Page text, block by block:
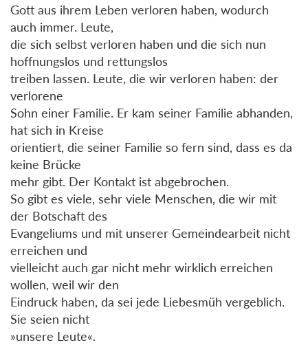
Gott aus ihrem Leben verloren haben, wodurch
auch immer. Leute,
die sich selbst verloren haben und die sich nun
hoffnungslos und rettungslos
treiben lassen. Leute, die wir verloren haben: der
verlorene
Sohn einer Familie. Er kam seiner Familie abhanden,
hat sich in Kreise
orientiert, die seiner Familie so fern sind, dass es da
keine Brücke
mehr gibt. Der Kontakt ist abgebrochen.
So gibt es viele, sehr viele Menschen, die wir mit
der Botschaft des
Evangeliums und mit unserer Gemeindearbeit nicht
erreichen und
vielleicht auch gar nicht mehr wirklich erreichen
wollen, weil wir den
Eindruck haben, da sei jede Liebesmüh vergeblich.
Sie seien nicht
»unsere Leute«.